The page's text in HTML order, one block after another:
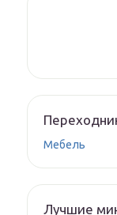
Мебель
Лучшие